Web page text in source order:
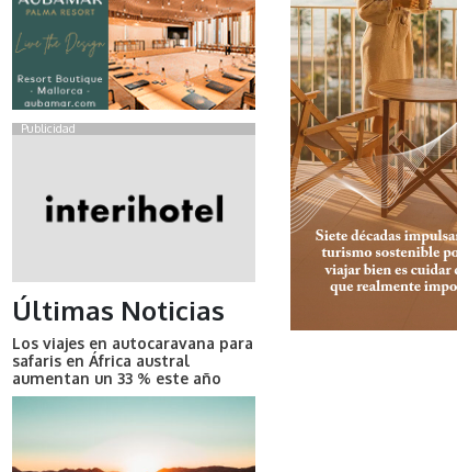
Publicidad
Últimas Noticias
Los viajes en autocaravana para
safaris en África austral
aumentan un 33 % este año